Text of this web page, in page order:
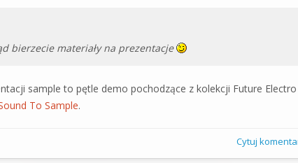
bierzecie materiały na prezentacje
sample to pętle demo pochodzące z kolekcji Future Electro
To Sample.
Cytuj